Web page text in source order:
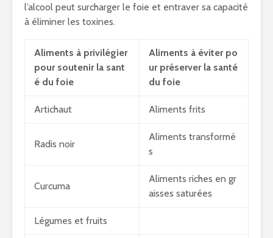
l’alcool peut surcharger le foie et entraver sa capacité
à éliminer les toxines.
Aliments à privilégier
pour soutenir la sant
é du foie
Aliments à éviter po
ur préserver la santé
du foie
Artichaut Aliments frits
Radis noir
Aliments transformé
s
Curcuma
Aliments riches en gr
aisses saturées
Légumes et fruits